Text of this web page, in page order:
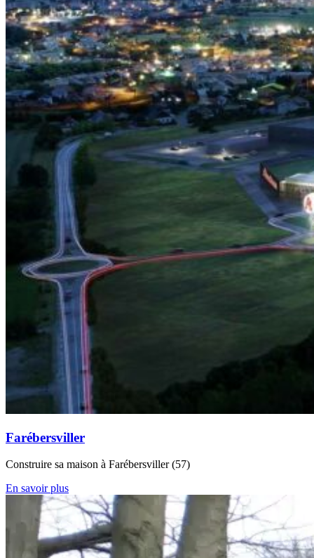
Farébersviller
Construire sa maison à Farébersviller (57)
En savoir plus